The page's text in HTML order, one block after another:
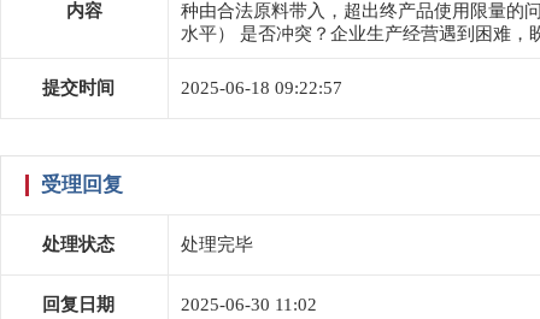
内容
种由合法原料带入，超出终产品使用限量的
水平） 是否冲突？企业生产经营遇到困难，
提交时间 2025-06-18 09:22:57
受理回复
处理状态 处理完毕
回复日期 2025-06-30 11:02